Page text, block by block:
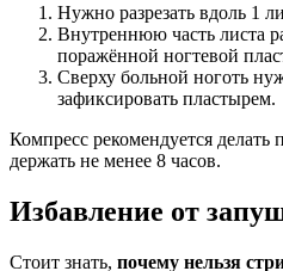
Нужно разрезать вдоль 1
Внутреннюю часть листа
поражённой ногтевой
Сверху больной ноготь
зафиксировать пластырем.
Компресс рекомендуется делать
держать не менее 8 часов.
Избавление от
Стоит знать, почему нельзя